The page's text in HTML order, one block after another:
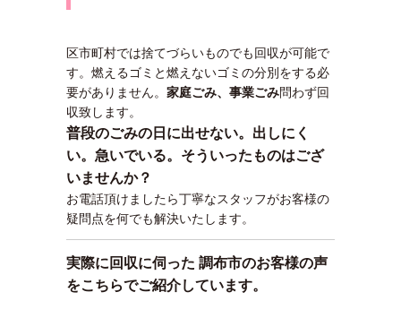
区市町村では捨てづらいものでも回収が可能で
す。燃えるゴミと燃えないゴミの分別をする必
要がありません。 家庭ごみ、事業ごみ問わず回
収致します。
普段のごみの日に出せない。出しにく
い。急いでいる。そういったものはござ
いませんか？
お電話頂けましたら丁寧なスタッフがお客様の
疑問点を何でも解決いたします。
実際に回収に伺った 調布市のお客様の声
をこちらでご紹介しています。